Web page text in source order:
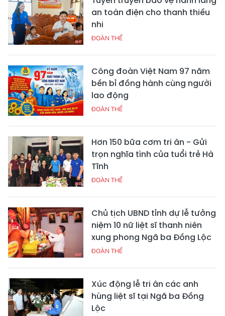
an toàn điện cho thanh thiếu
nhi
ĐOÀN THỂ
Công đoàn Việt Nam 97 năm
bền bỉ đồng hành cùng người
lao động
ĐOÀN THỂ
Hơn 150 bữa cơm tri ân - Gửi
trọn nghĩa tình của tuổi trẻ Hà
Tĩnh
ĐOÀN THỂ
Chủ tịch UBND tỉnh dự lễ tưởng
niệm 10 nữ liệt sĩ thanh niên
xung phong Ngã ba Đồng Lộc
ĐOÀN THỂ
Xúc động lễ tri ân các anh
hùng liệt sĩ tại Ngã ba Đồng
Lộc